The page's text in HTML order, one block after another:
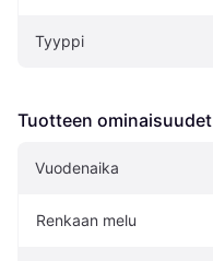
Tyyppi
Tuotteen ominaisuudet
Vuodenaika
Renkaan melu